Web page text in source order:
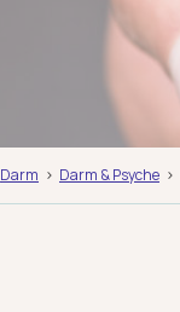
Darm Darm & Psyche